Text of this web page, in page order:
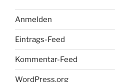
Anmelden
Eintrags-Feed
Kommentar-Feed
WordPress.org